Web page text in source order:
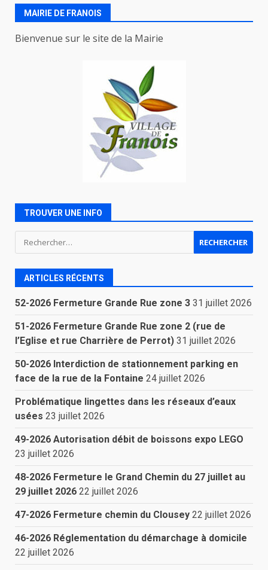
MAIRIE DE FRANOIS
Bienvenue sur le site de la Mairie
TROUVER UNE INFO
Rechercher :
ARTICLES RÉCENTS
52-2026 Fermeture Grande Rue zone 3 31 juillet 2026
51-2026 Fermeture Grande Rue zone 2 (rue de
l’Eglise et rue Charrière de Perrot) 31 juillet 2026
50-2026 Interdiction de stationnement parking en
face de la rue de la Fontaine 24 juillet 2026
Problématique lingettes dans les réseaux d’eaux
usées 23 juillet 2026
49-2026 Autorisation débit de boissons expo LEGO
23 juillet 2026
48-2026 Fermeture le Grand Chemin du 27 juillet au
29 juillet 2026 22 juillet 2026
47-2026 Fermeture chemin du Clousey 22 juillet 2026
46-2026 Réglementation du démarchage à domicile
22 juillet 2026